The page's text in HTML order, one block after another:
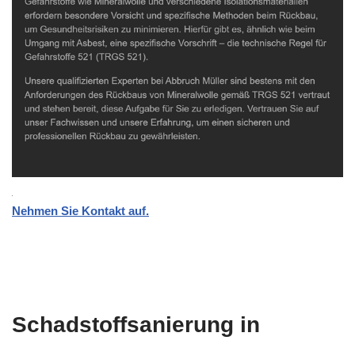
Nehmen Sie Kontakt auf.
Schadstoffsanierung in